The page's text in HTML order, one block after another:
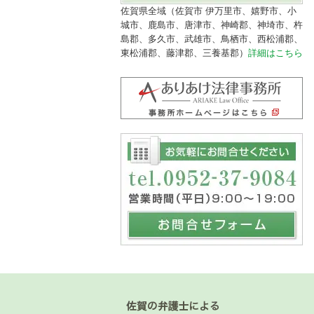
佐賀県全域（佐賀市 伊万里市、嬉野市、小
城市、鹿島市、唐津市、神崎郡、神埼市、杵
島郡、多久市、武雄市、鳥栖市、西松浦郡、
東松浦郡、藤津郡、三養基郡） 詳細はこちら